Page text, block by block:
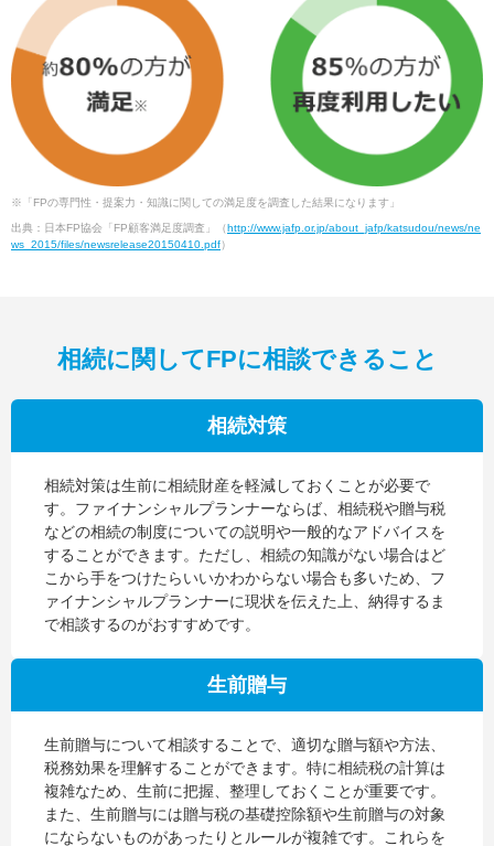
※「FPの専門性・提案力・知識に関しての満足度を調査した結果になります」
出典：日本FP協会「FP顧客満足度調査」（http://www.jafp.or.jp/about_jafp/katsudou/news/ne
ws_2015/files/newsrelease20150410.pdf）
相続に関してFPに相談できること
相続対策
相続対策は生前に相続財産を軽減しておくことが必要で
す。ファイナンシャルプランナーならば、相続税や贈与税
などの相続の制度についての説明や一般的なアドバイスを
することができます。ただし、相続の知識がない場合はど
こから手をつけたらいいかわからない場合も多いため、フ
ァイナンシャルプランナーに現状を伝えた上、納得するま
で相談するのがおすすめです。
生前贈与
生前贈与について相談することで、適切な贈与額や方法、
税務効果を理解することができます。特に相続税の計算は
複雑なため、生前に把握、整理しておくことが重要です。
また、生前贈与には贈与税の基礎控除額や生前贈与の対象
にならないものがあったりとルールが複雑です。これらを